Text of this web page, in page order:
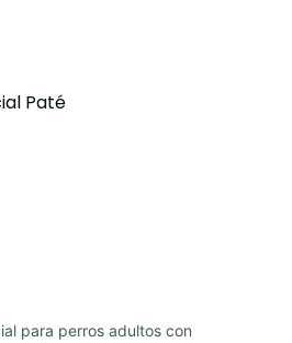
Paté
para perros adultos con